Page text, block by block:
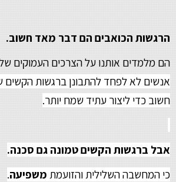
הרגשות הכואבים הם דבר מאד חשוב.
הם מלמדים אותנו על הצרכים העמוקים
אנשים לא לפחד להתבונן ברגשות הקשים
חשוב כדי ליצור עתיד שמח יותר.
אבל ברגשות הקשים טמונה גם סכנה.
כי המחשבה השלילית והזועמת משפיעה.